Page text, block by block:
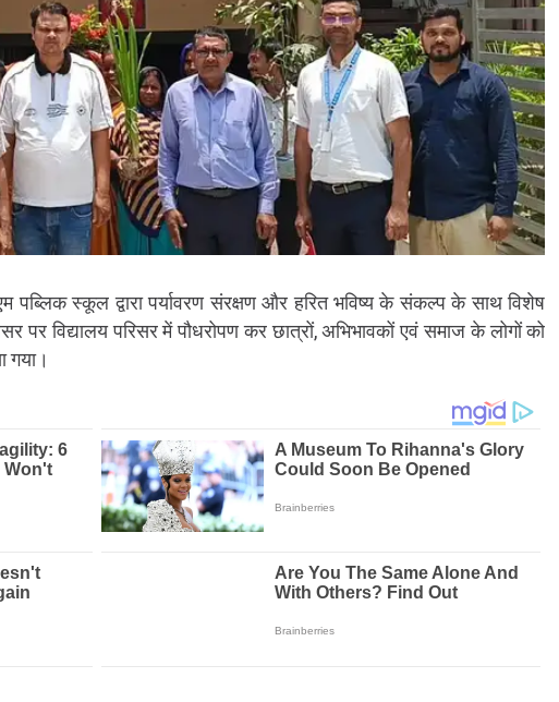
पब्लिक स्कूल द्वारा पर्यावरण संरक्षण और हरित भविष्य के संकल्प के साथ विशेष
पर विद्यालय परिसर में पौधरोपण कर छात्रों, अभिभावकों एवं समाज के लोगों को
गया।